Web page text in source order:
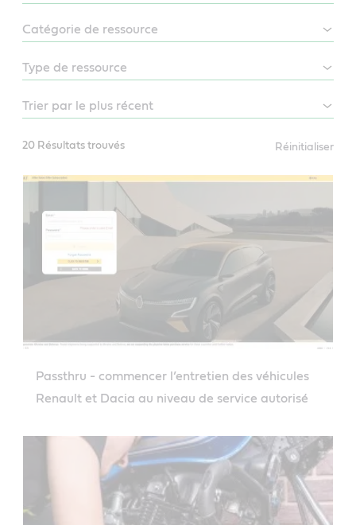
20 Résultats trouvés Réinitialiser
Passthru - commencer l’entretien des véhicules
Renault et Dacia au niveau de service autorisé